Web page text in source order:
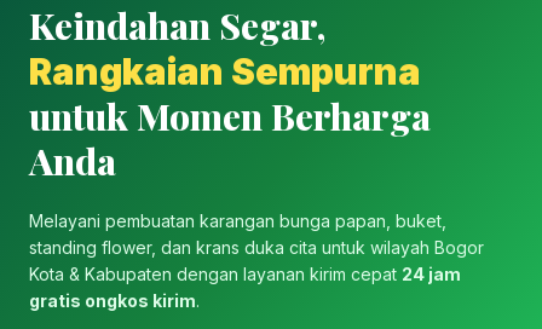
Keindahan Segar,
Rangkaian Sempurna
untuk Momen Berharga
Anda
Melayani pembuatan karangan bunga papan, buket,
standing flower, dan krans duka cita untuk wilayah Bogor
Kota & Kabupaten dengan layanan kirim cepat 24 jam
gratis ongkos kirim.